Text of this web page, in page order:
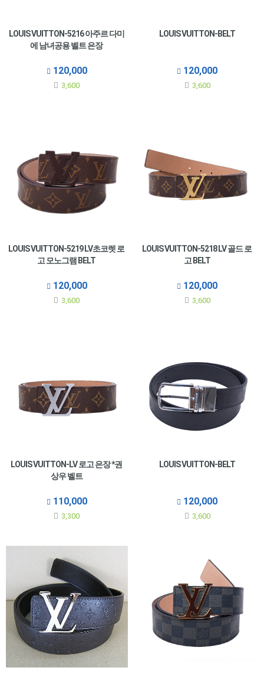
LOUIS VUITTON-5216 아주르 다미
에 남녀공용 벨트 은장
120,000
3,600
LOUIS VUITTON-BELT
120,000
3,600
LOUIS VUITTON-5219 LV초코렛 로
고 모노그램 BELT
120,000
3,600
LOUIS VUITTON-5218 LV 골드 로
고 BELT
120,000
3,600
LOUIS VUITTON-LV 로고 은장 *권
상우 벨트
110,000
3,300
LOUIS VUITTON-BELT
120,000
3,600